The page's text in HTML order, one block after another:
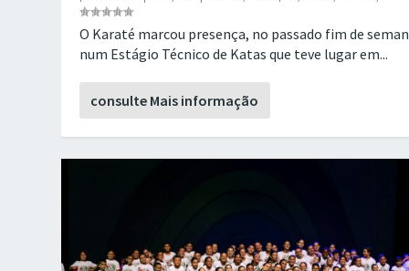
Mais de 100 Participantes na 2.ª Edição do
Ago 4, 2025
Espetáculo de Hip-Hop dos Pimpões encerra
Jul 31, 2025
O Karaté marcou presença, no passado fim de
num Estágio Técnico de Katas que teve lugar em...
consulte Mais informação